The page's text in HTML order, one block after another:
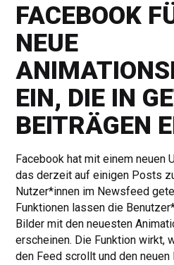
FACEBOOK
NEUE
EIN, DIE IN
BEITRÄGEN
Facebook hat mit einem neuen
das derzeit auf einigen Posts
Nutzer*innen im Newsfeed
Funktionen lassen die
Bilder mit den neuesten
erscheinen. Die Funktion wirkt,
den Feed scrollt und den